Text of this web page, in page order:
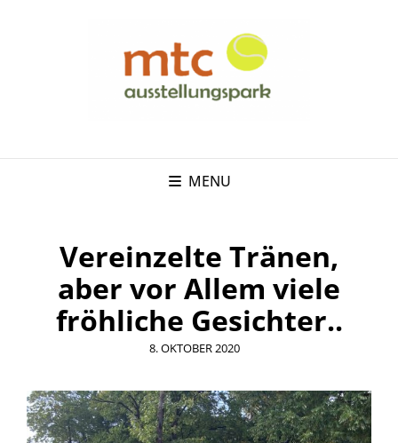
MENU
Vereinzelte Tränen,
aber vor Allem viele
fröhliche Gesichter..
POSTED
8. OKTOBER 2020